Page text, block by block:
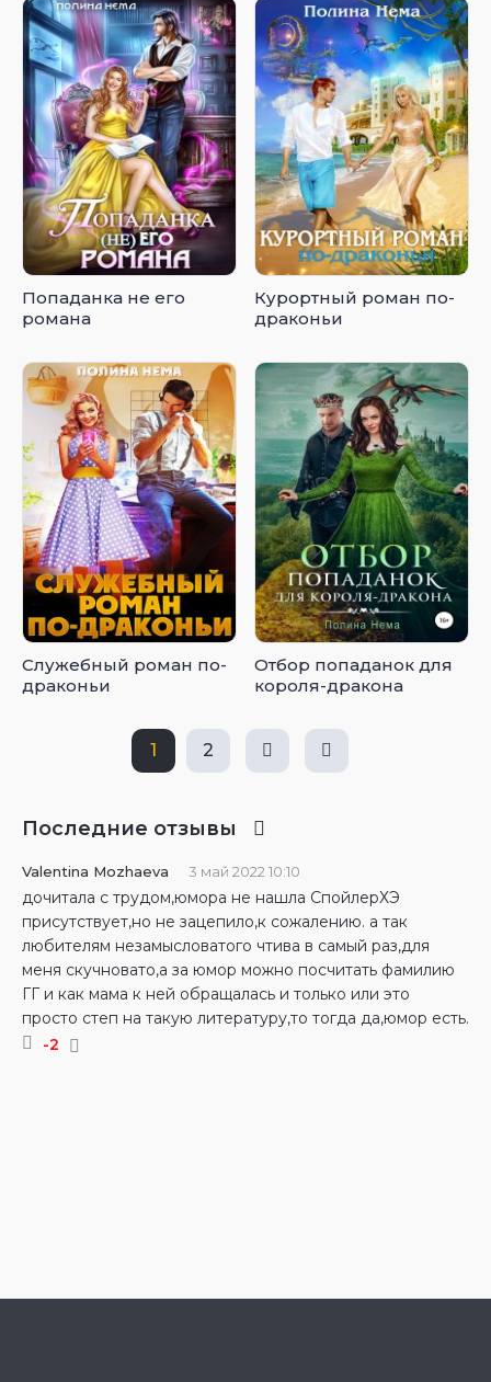
Попаданка не его
романа
Курортный роман по-
драконьи
Служебный роман по-
драконьи
Отбор попаданок для
короля-дракона
1 2
Последние отзывы
Valentina Mozhaeva 3 май 2022 10:10
дочитала с трудом,юмора не нашла СпойлерХЭ
присутствует,но не зацепило,к сожалению. а так
любителям незамысловатого чтива в самый раз,для
меня скучновато,а за юмор можно посчитать фамилию
ГГ и как мама к ней обращалась и только или это
просто степ на такую литературу,то тогда да,юмор есть.
-2